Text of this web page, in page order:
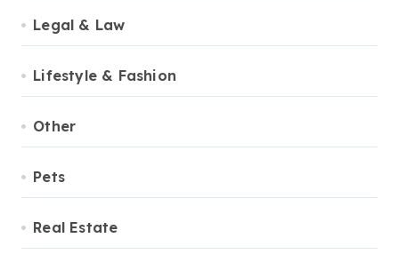
Legal & Law
Lifestyle & Fashion
Other
Pets
Real Estate